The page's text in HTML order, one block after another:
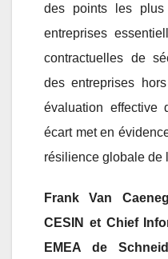
des points les plus
entreprises
contractuelles de
des entreprises
évaluation effective
écart met en
résilience globale de
Frank Van
CESIN et Chief
EMEA de